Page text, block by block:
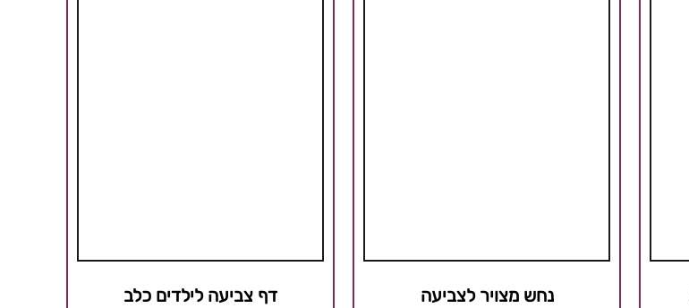
נחש מצויר לצביעה דף צביעה לילדים כלב